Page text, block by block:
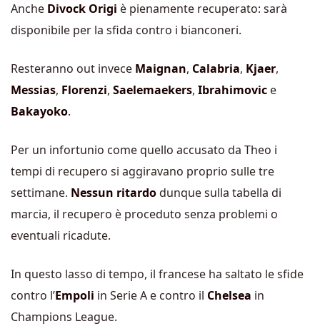
Anche Divock Origi è pienamente recuperato: sarà
disponibile per la sfida contro i bianconeri.
Resteranno out invece Maignan, Calabria, Kjaer,
Messias, Florenzi, Saelemaekers, Ibrahimovic e
Bakayoko.
Per un infortunio come quello accusato da Theo i
tempi di recupero si aggiravano proprio sulle tre
settimane. Nessun ritardodunque sulla tabella di
marcia, il recupero è proceduto senza problemi o
eventuali ricadute.
In questo lasso di tempo, il francese ha saltato le sfide
contro l’Empoli in Serie A e contro il Chelsea in
Champions League.